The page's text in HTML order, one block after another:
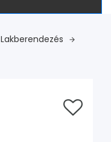
Lakberendezés